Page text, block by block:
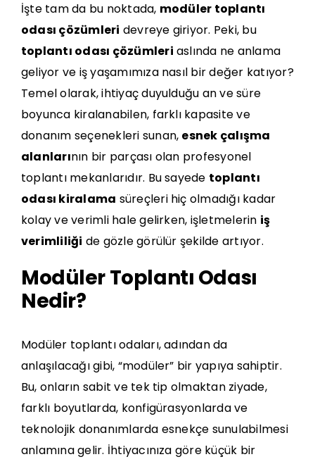
İşte tam da bu noktada, modüler toplantı
odası çözümleri devreye giriyor. Peki, bu
toplantı odası çözümleri aslında ne anlama
geliyor ve iş yaşamımıza nasıl bir değer katıyor?
Temel olarak, ihtiyaç duyulduğu an ve süre
boyunca kiralanabilen, farklı kapasite ve
donanım seçenekleri sunan, esnek çalışma
alanlarının bir parçası olan profesyonel
toplantı mekanlarıdır. Bu sayede toplantı
odası kiralama süreçleri hiç olmadığı kadar
kolay ve verimli hale gelirken, işletmelerin iş
verimliliği de gözle görülür şekilde artıyor.
Modüler Toplantı Odası
Nedir?
Modüler toplantı odaları, adından da
anlaşılacağı gibi, “modüler” bir yapıya sahiptir.
Bu, onların sabit ve tek tip olmaktan ziyade,
farklı boyutlarda, konfigürasyonlarda ve
teknolojik donanımlarda esnekçe sunulabilmesi
anlamına gelir. İhtiyacınıza göre küçük bir